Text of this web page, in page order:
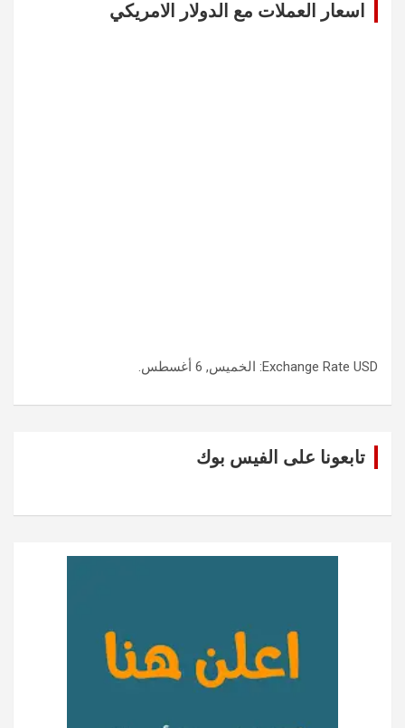
اسعار العملات مع الدولار الامريكي
Exchange Rate USD : الخميس, 6 أغسطس.
تابعونا على الفيس بوك